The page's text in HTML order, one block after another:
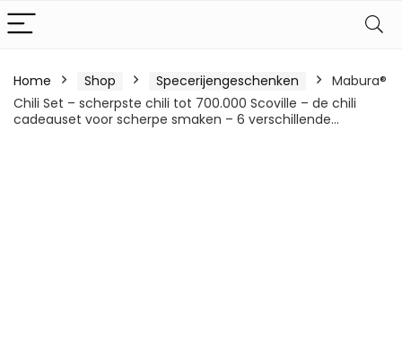
Home Shop Specerijengeschenken
Mabura®
Chili Set – scherpste chili tot 700.000 Scoville – de chili
cadeauset voor scherpe smaken – 6 verschillende…